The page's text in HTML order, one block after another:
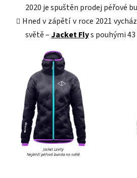
2020 je spuštěn prodej péřové
Hned v zápětí v roce 2021
světě –Jacket Flys pouhými